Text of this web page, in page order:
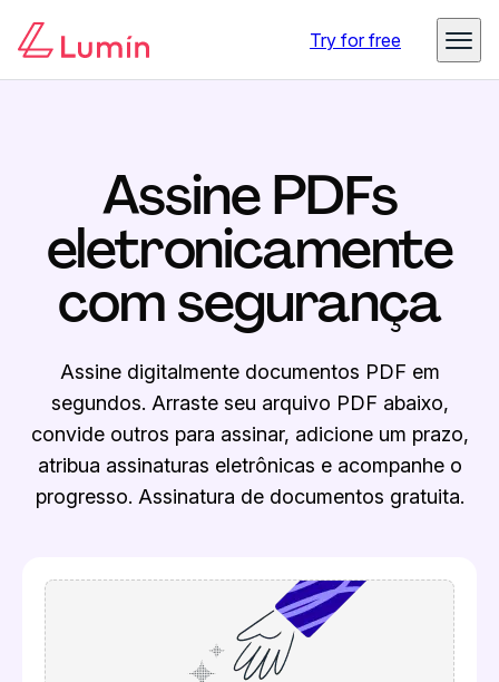
Try for free
Assine PDFs
eletronicamente
com segurança
Assine digitalmente documentos PDF em
segundos. Arraste seu arquivo PDF abaixo,
convide outros para assinar, adicione um prazo,
atribua assinaturas eletrônicas e acompanhe o
progresso. Assinatura de documentos gratuita.